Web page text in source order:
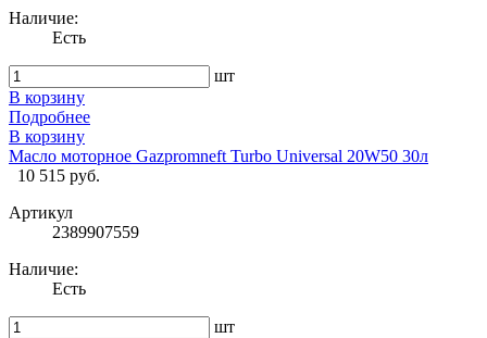
Наличие:
Есть
шт
В корзину
Подробнее
В корзину
Масло моторное Gazpromneft Turbo Universal 20W50 30л
10 515 руб.
Артикул
2389907559
Наличие:
Есть
шт